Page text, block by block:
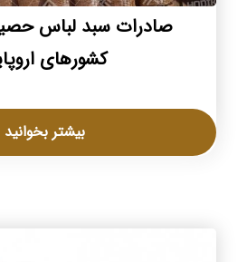
صادرات سبد لباس
کشورهای
بیشتر بخوانید